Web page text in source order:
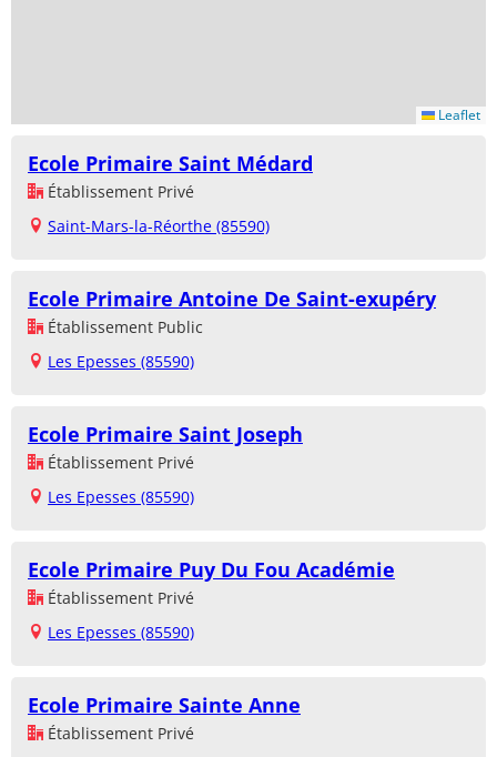
Leaflet
Ecole Primaire Saint Médard
Établissement Privé
Saint-Mars-la-Réorthe (85590)
Ecole Primaire Antoine De Saint-exupéry
Établissement Public
Les Epesses (85590)
Ecole Primaire Saint Joseph
Établissement Privé
Les Epesses (85590)
Ecole Primaire Puy Du Fou Académie
Établissement Privé
Les Epesses (85590)
Ecole Primaire Sainte Anne
Établissement Privé